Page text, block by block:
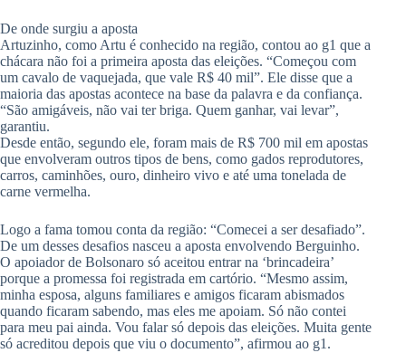
De onde surgiu a aposta
Artuzinho, como Artu é conhecido na região, contou ao g1 que a
chácara não foi a primeira aposta das eleições. “Começou com
um cavalo de vaquejada, que vale R$ 40 mil”. Ele disse que a
maioria das apostas acontece na base da palavra e da confiança.
“São amigáveis, não vai ter briga. Quem ganhar, vai levar”,
garantiu.
Desde então, segundo ele, foram mais de R$ 700 mil em apostas
que envolveram outros tipos de bens, como gados reprodutores,
carros, caminhões, ouro, dinheiro vivo e até uma tonelada de
carne vermelha.
Logo a fama tomou conta da região: “Comecei a ser desafiado”.
De um desses desafios nasceu a aposta envolvendo Berguinho.
O apoiador de Bolsonaro só aceitou entrar na ‘brincadeira’
porque a promessa foi registrada em cartório. “Mesmo assim,
minha esposa, alguns familiares e amigos ficaram abismados
quando ficaram sabendo, mas eles me apoiam. Só não contei
para meu pai ainda. Vou falar só depois das eleições. Muita gente
só acreditou depois que viu o documento”, afirmou ao g1.